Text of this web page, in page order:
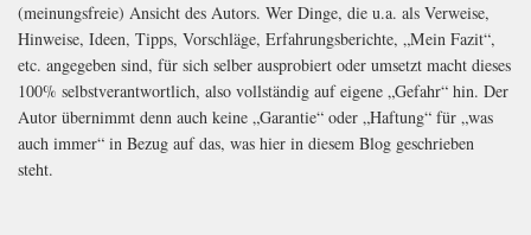
(meinungsfreie) Ansicht des Autors. Wer Dinge, die u.a. als Verweise,
Hinweise, Ideen, Tipps, Vorschläge, Erfahrungsberichte, „Mein Fazit“,
etc. angegeben sind, für sich selber ausprobiert oder umsetzt macht dieses
100% selbstverantwortlich, also vollständig auf eigene „Gefahr“ hin. Der
Autor übernimmt denn auch keine „Garantie“ oder „Haftung“ für „was
auch immer“ in Bezug auf das, was hier in diesem Blog geschrieben
steht.